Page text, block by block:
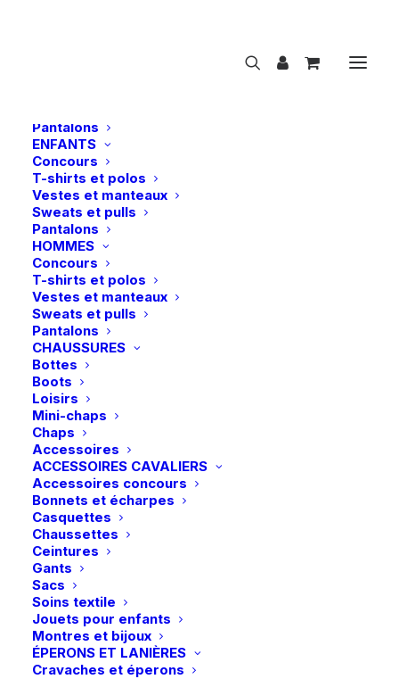
Pantalons
ENFANTS
Concours
T-shirts et polos
Vestes et manteaux
Sweats et pulls
Pantalons
HOMMES
Concours
T-shirts et polos
Vestes et manteaux
Sweats et pulls
Pantalons
CHAUSSURES
Bottes
Boots
Loisirs
Mini-chaps
Chaps
Accessoires
ACCESSOIRES CAVALIERS
Accessoires concours
Bonnets et écharpes
Casquettes
Chaussettes
Ceintures
Gants
Sacs
Soins textile
Jouets pour enfants
Montres et bijoux
ÉPERONS ET LANIÈRES
Cravaches et éperons
Accueil Unika | Comfort Wrap